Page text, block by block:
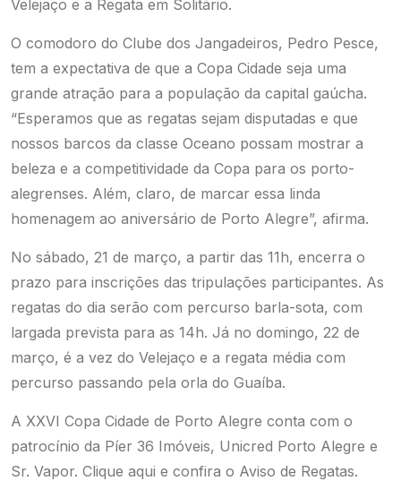
Velejaço e a Regata em Solitário.
O comodoro do Clube dos Jangadeiros, Pedro Pesce,
tem a expectativa de que a Copa Cidade seja uma
grande atração para a população da capital gaúcha.
“Esperamos que as regatas sejam disputadas e que
nossos barcos da classe Oceano possam mostrar a
beleza e a competitividade da Copa para os porto-
alegrenses. Além, claro, de marcar essa linda
homenagem ao aniversário de Porto Alegre”, afirma.
No sábado, 21 de março, a partir das 11h, encerra o
prazo para inscrições das tripulações participantes. As
regatas do dia serão com percurso barla-sota, com
largada prevista para as 14h. Já no domingo, 22 de
março, é a vez do Velejaço e a regata média com
percurso passando pela orla do Guaíba.
A XXVI Copa Cidade de Porto Alegre conta com o
patrocínio da Píer 36 Imóveis, Unicred Porto Alegre e
Sr. Vapor. Clique aqui e confira o Aviso de Regatas.